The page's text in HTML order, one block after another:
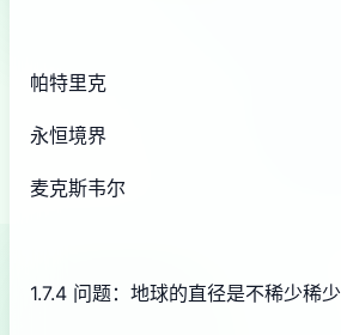
帕特里克
永恒境界
麦克斯韦尔
1.7.4 问题：地球的直径是不稀少稀少